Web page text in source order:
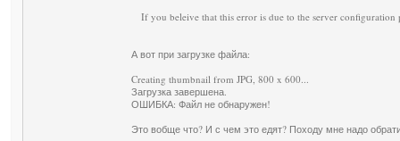
If you beleive that this error is due to the server configuration
А вот при загрузке файла:
Creating thumbnail from JPG, 800 x 600...
Загрузка завершена.
ОШИБКА: Файл не обнаружен!
Это вобще что? И с чем это едят? Походу мне надо